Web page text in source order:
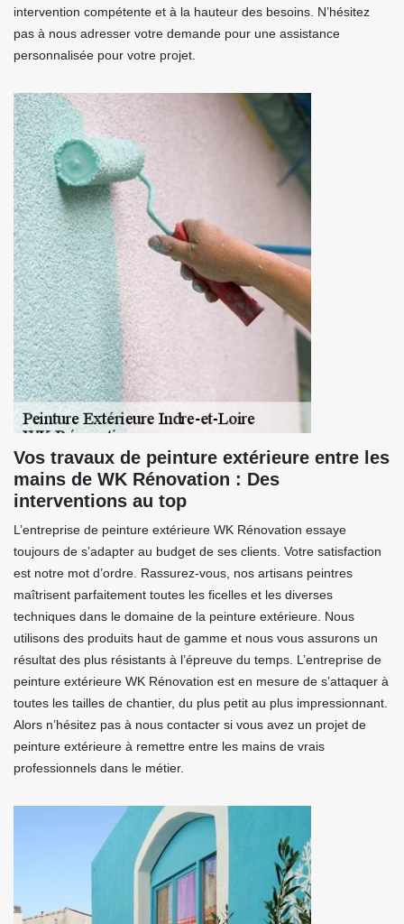
intervention compétente et à la hauteur des besoins. N’hésitez
pas à nous adresser votre demande pour une assistance
personnalisée pour votre projet.
Vos travaux de peinture extérieure entre les
mains de WK Rénovation : Des
interventions au top
L’entreprise de peinture extérieure WK Rénovation essaye
toujours de s’adapter au budget de ses clients. Votre satisfaction
est notre mot d’ordre. Rassurez-vous, nos artisans peintres
maîtrisent parfaitement toutes les ficelles et les diverses
techniques dans le domaine de la peinture extérieure. Nous
utilisons des produits haut de gamme et nous vous assurons un
résultat des plus résistants à l’épreuve du temps. L’entreprise de
peinture extérieure WK Rénovation est en mesure de s’attaquer à
toutes les tailles de chantier, du plus petit au plus impressionnant.
Alors n’hésitez pas à nous contacter si vous avez un projet de
peinture extérieure à remettre entre les mains de vrais
professionnels dans le métier.